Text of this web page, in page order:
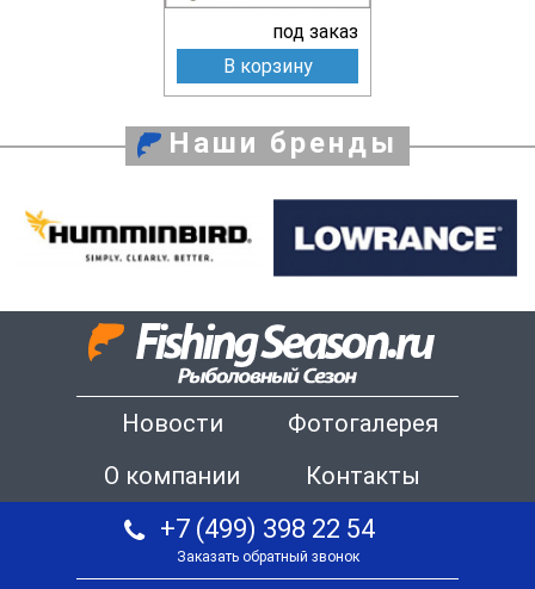
под заказ
В корзину
Наши бренды
Новости
Фотогалерея
О компании
Контакты
+7 (499) 398 22 54
Заказать обратный звонок